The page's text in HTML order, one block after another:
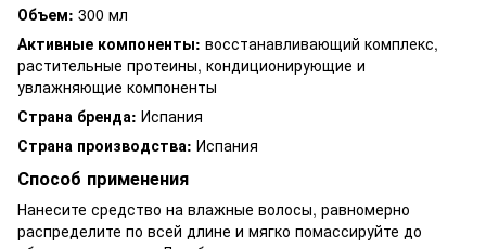
Объем: 300 мл
Активные компоненты: восстанавливающий комплекс,
растительные протеины, кондиционирующие и
увлажняющие компоненты
Страна бренда: Испания
Страна производства: Испания
Способ применения
Нанесите средство на влажные волосы, равномерно
распределите по всей длине и мягко помассируйте до